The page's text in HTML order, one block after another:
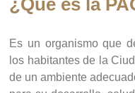
¿Qué es la
Es un organismo que
los habitantes de la
de un ambiente